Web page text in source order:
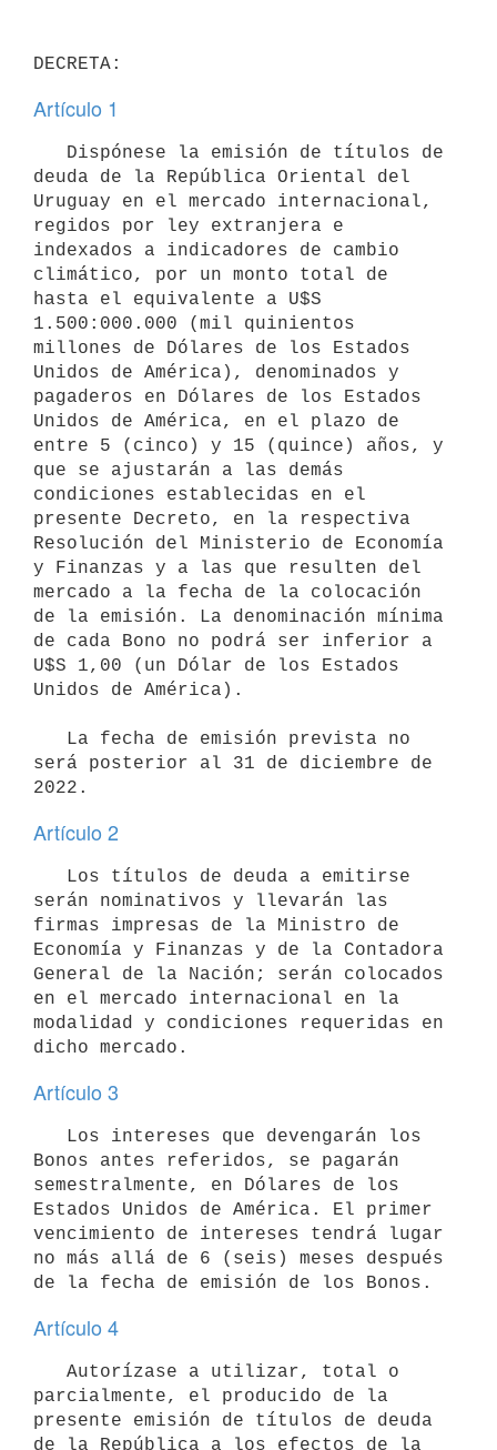
Artículo 1
deuda de la República Oriental del
Uruguay en el mercado internacional,
regidos por ley extranjera e
indexados a indicadores de cambio
climático, por un monto total de
hasta el equivalente a U$S
1.500:000.000 (mil quinientos
millones de Dólares de los Estados
Unidos de América), denominados y
pagaderos en Dólares de los Estados
Unidos de América, en el plazo de
entre 5 (cinco) y 15 (quince) años, y
que se ajustarán a las demás
condiciones establecidas en el
presente Decreto, en la respectiva
Resolución del Ministerio de Economía
y Finanzas y a las que resulten del
mercado a la fecha de la colocación
de la emisión. La denominación mínima
de cada Bono no podrá ser inferior a
U$S 1,00 (un Dólar de los Estados
Unidos de América).
será posterior al 31 de diciembre de
Artículo 2
serán nominativos y llevarán las
firmas impresas de la Ministro de
Economía y Finanzas y de la Contadora
General de la Nación; serán colocados
en el mercado internacional en la
modalidad y condiciones requeridas en
Artículo 3
Bonos antes referidos, se pagarán
semestralmente, en Dólares de los
Estados Unidos de América. El primer
vencimiento de intereses tendrá lugar
no más allá de 6 (seis) meses después
Artículo 4
parcialmente, el producido de la
presente emisión de títulos de deuda
de la República a los efectos de la